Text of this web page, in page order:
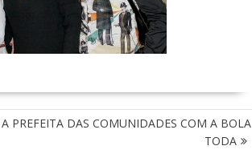
A PREFEITA DAS COMUNIDADES COM A BOLA
TODA